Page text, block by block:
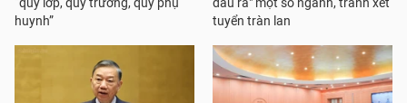
“quỹ lớp, quỹ trường, quỹ phụ
huynh”
đầu ra" một số ngành, tránh xét
tuyển tràn lan